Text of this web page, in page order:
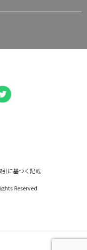
引に基づく記載
Reserved.